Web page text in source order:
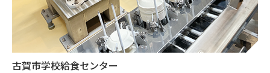
古賀市学校給食センター